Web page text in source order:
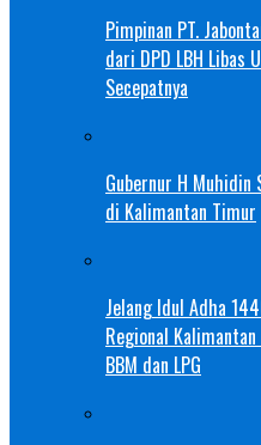
Pimpinan PT.
dari DPD LBH Libas
Secepatnya
Gubernur H
di Kalimantan Timur
Jelang Idul Adha
Regional
BBM dan LPG